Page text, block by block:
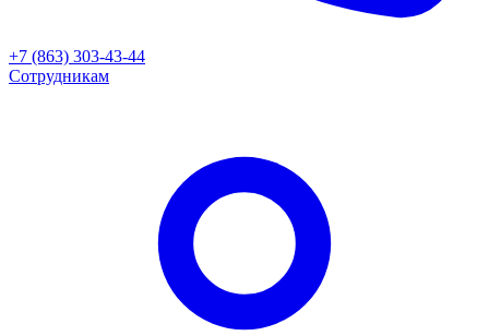
+7 (863) 303-43-44
Сотрудникам